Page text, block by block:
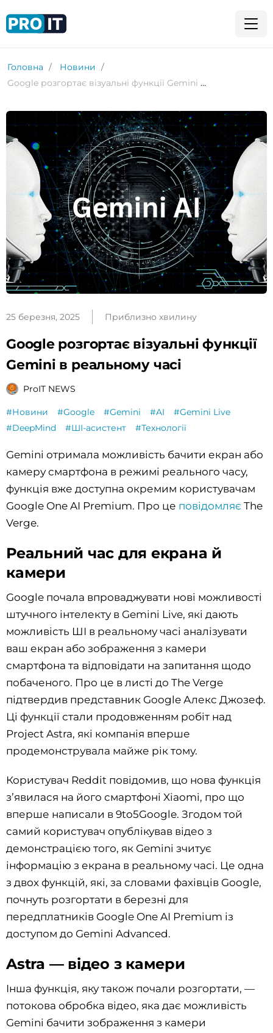
Головна
Новини
Google розгортає візуальні функції Gemini в реальному часі
25 березня, 2025 Приблизно хвилину
Google розгортає візуальні функції
Gemini в реальному часі
ProIT NEWS
#Новини #Google #Gemini #AI
#Gemini Live
#DeepMind
#ШІ-асистент #Технології
Gemini отримала можливість бачити екран або
камеру смартфона в режимі реального часу,
функція вже доступна окремим користувачам
Google One AI Premium. Про це повідомляє The
Verge.
Реальний час для екрана й
камери
Google почала впроваджувати нові можливості
штучного інтелекту в Gemini Live, які дають
можливість ШІ в реальному часі аналізувати
ваш екран або зображення з камери
смартфона та відповідати на запитання щодо
побаченого. Про це в листі до The Verge
підтвердив представник Google Алекс Джозеф.
Ці функції стали продовженням робіт над
Project Astra, які компанія вперше
продемонструвала майже рік тому.
Користувач Reddit повідомив, що нова функція
зʼявилася на його смартфоні Xiaomi, про що
вперше написали в 9to5Google. Згодом той
самий користувач опублікував відео з
демонстрацією того, як Gemini зчитує
інформацію з екрана в реальному часі. Це одна
з двох функцій, які, за словами фахівців Google,
почнуть розгортати в березні для
передплатників Google One AI Premium із
доступом до Gemini Advanced.
Astra — відео з камери
Інша функція, яку також почали розгортати, —
потокова обробка відео, яка дає можливість
Gemini бачити зображення з камери